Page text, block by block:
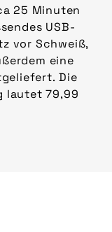
25 Minuten
USB-
vor Schweiß,
eine
Die
lautet 79,99